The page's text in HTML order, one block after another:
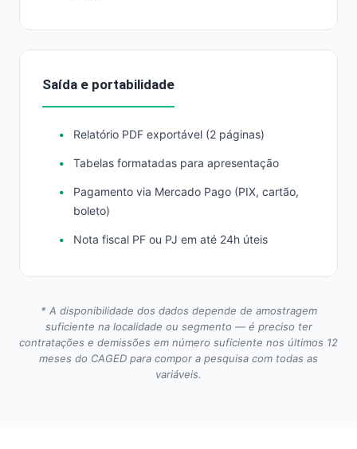
Saída e portabilidade
Relatório PDF exportável (2 páginas)
Tabelas formatadas para apresentação
Pagamento via Mercado Pago (PIX, cartão,
boleto)
Nota fiscal PF ou PJ em até 24h úteis
* A disponibilidade dos dados depende de amostragem
suficiente na localidade ou segmento — é preciso ter
contratações e demissões em número suficiente nos últimos 12
meses do CAGED para compor a pesquisa com todas as
variáveis.